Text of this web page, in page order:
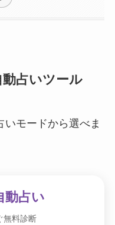
占いツール
モードから選べま
動占い
無料診断